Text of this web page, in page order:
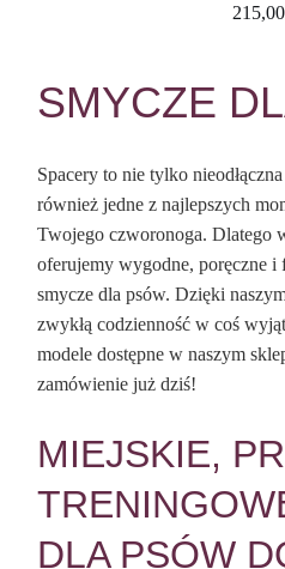
SMYCZE
Spacery to nie tylko
również jedne z najlepszych
Twojego czworonoga. Dlatego
oferujemy wygodne, poręczne i
smycze dla psów. Dzięki
zwykłą codzienność w coś
modele dostępne w naszym
zamówienie już dziś!
MIEJSKIE,
DLA PSÓW